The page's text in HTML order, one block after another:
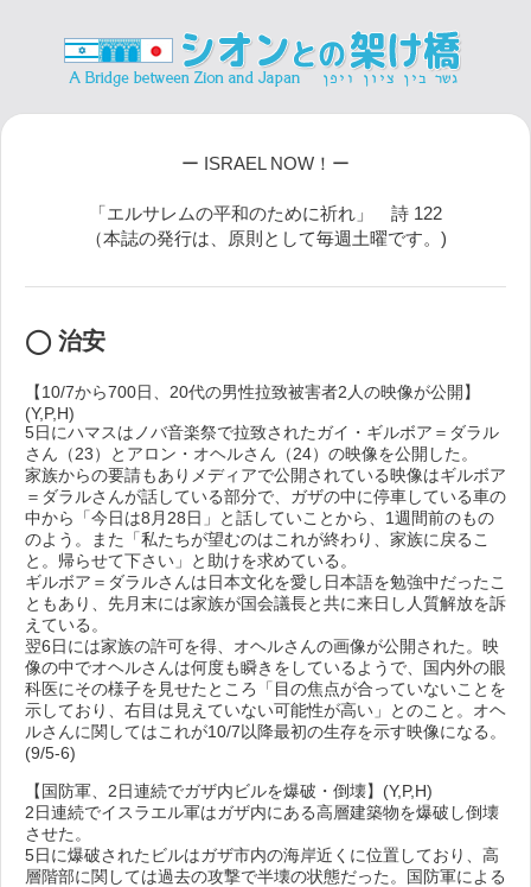
ー ISRAEL NOW！ー
「エルサレムの平和のために祈れ」 詩 122
（本誌の発行は、原則として毎週土曜です。)
◯ 治安
【10/7から700日、20代の男性拉致被害者2人の映像が公開】
(Y,P,H)
5日にハマスはノバ音楽祭で拉致されたガイ・ギルボア＝ダラル
さん（23）とアロン・オヘルさん（24）の映像を公開した。
家族からの要請もありメディアで公開されている映像はギルボア
＝ダラルさんが話している部分で、ガザの中に停車している車の
中から「今日は8月28日」と話していことから、1週間前のもの
のよう。また「私たちが望むのはこれが終わり、家族に戻るこ
と。帰らせて下さい」と助けを求めている。
ギルボア＝ダラルさんは日本文化を愛し日本語を勉強中だったこ
ともあり、先月末には家族が国会議長と共に来日し人質解放を訴
えている。
翌6日には家族の許可を得、オヘルさんの画像が公開された。映
像の中でオヘルさんは何度も瞬きをしているようで、国内外の眼
科医にその様子を見せたところ「目の焦点が合っていないことを
示しており、右目は見えていない可能性が高い」とのこと。オヘ
ルさんに関してはこれが10/7以降最初の生存を示す映像になる。
(9/5-6)
【国防軍、2日連続でガザ内ビルを爆破・倒壊】(Y,P,H)
2日連続でイスラエル軍はガザ内にある高層建築物を爆破し倒壊
させた。
5日に爆破されたビルはガザ市内の海岸近くに位置しており、高
層階部に関しては過去の攻撃で半壊の状態だった。国防軍による